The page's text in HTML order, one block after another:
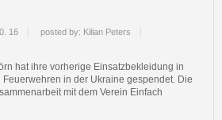
16
posted by: Kilian Peters
hat ihre vorherige Einsatzbekleidung in
in der Ukraine gespendet. Die
mit dem Verein Einfach